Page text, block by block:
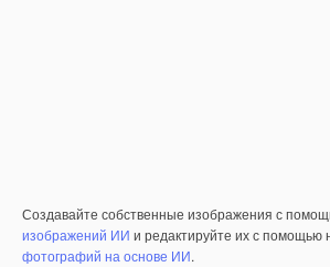
Создавайте собственные изображения с
изображений ИИ и редактируйте их с помощью
фотографий на основе ИИ.